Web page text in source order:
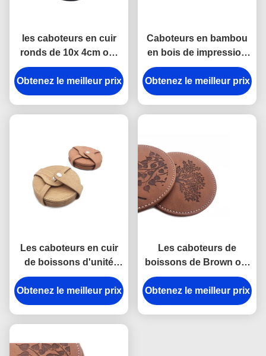
les caboteurs en cuir
ronds de 10x 4cm ont
adapté des caboteurs
aux besoins du client
de boissons de noir de
Obtenez le meilleur prix
Caboteurs en bambou
en bois de impression
UV de boissons des
caboteurs 10x 1cm de
place
Obtenez le meilleur prix
Les caboteurs en cuir
de boissons d'unité
centrale ont placé la
couleur de Pantone
pour des tasses et des
Obtenez le meilleur prix
Les caboteurs de
boissons de Brown ont
placé le logo en verre
rond en cuir de
Debossed de caboteurs
Obtenez le meilleur prix